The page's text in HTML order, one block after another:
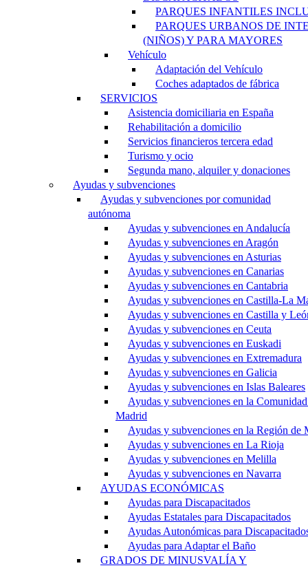
PARQUES INFANTILES
PARQUES URBANOS DE
(NIÑOS) Y PARA MAYORES
Vehículo
Adaptación del Vehículo
Coches adaptados de fábrica
SERVICIOS
Asistencia domiciliaria en España
Rehabilitación a domicilio
Servicios financieros tercera edad
Turismo y ocio
Segunda mano, alquiler y donaciones
Ayudas y subvenciones
Ayudas y subvenciones por comunidad
autónoma
Ayudas y subvenciones en Andalucía
Ayudas y subvenciones en Aragón
Ayudas y subvenciones en Asturias
Ayudas y subvenciones en Canarias
Ayudas y subvenciones en Cantabria
Ayudas y subvenciones en Castilla-La
Ayudas y subvenciones en Castilla y
Ayudas y subvenciones en Ceuta
Ayudas y subvenciones en Euskadi
Ayudas y subvenciones en Extremadura
Ayudas y subvenciones en Galicia
Ayudas y subvenciones en Islas Baleares
Ayudas y subvenciones en la
Madrid
Ayudas y subvenciones en la Región de
Ayudas y subvenciones en La Rioja
Ayudas y subvenciones en Melilla
Ayudas y subvenciones en Navarra
AYUDAS ECONÓMICAS
Ayudas para Discapacitados
Ayudas Estatales para Discapacitados
Ayudas Autonómicas para
Ayudas para Adaptar el Baño
GRADOS DE MINUSVALÍA Y